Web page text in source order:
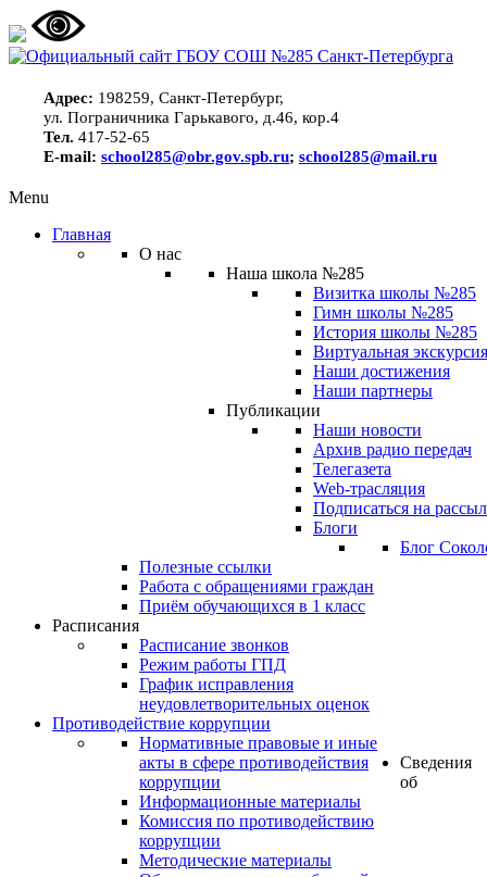
Адрес: 198259, Санкт-Петербург,
ул. Пограничника Гарькавого, д.46, кор.4
Тел. 417-52-65
E-mail: school285@obr.gov.spb.ru; school285@mail.ru
Menu
Главная
О нас
Наша школа №285
Визитка школы №285
Гимн школы №285
История школы №285
Виртуальная
Наши достижения
Наши партнеры
Публикации
Наши новости
Архив радио передач
Телегазета
Web-трасляция
Подписаться на
Блоги
Блог
Полезные ссылки
Работа с обращениями граждан
Приём обучающихся в 1 класс
Расписания
Расписание звонков
Режим работы ГПД
График исправления
неудовлетворительных оценок
Противодействие коррупции
Нормативные правовые и иные
акты в сфере противодействия
коррупции
Информационные материалы
Комиссия по противодействию
коррупции
Методические материалы
Сведения
об